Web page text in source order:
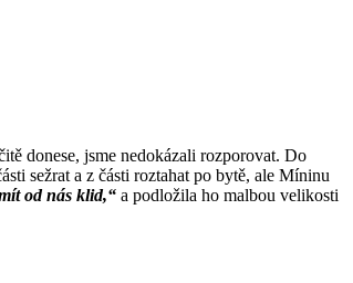
donese, jsme nedokázali rozporovat. Do
sežrat a z části roztahat po bytě, ale Míninu
od nás klid,“ a podložila ho malbou velikosti